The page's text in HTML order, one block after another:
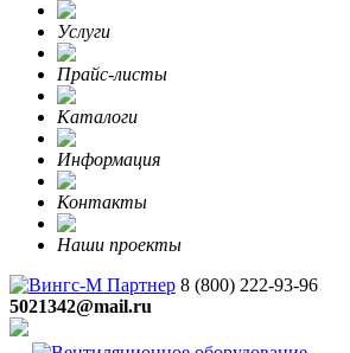
Услуги
Прайс-листы
Каталоги
Информация
Контакты
Наши проекты
8 (800) 222-93-96
5021342@mail.ru